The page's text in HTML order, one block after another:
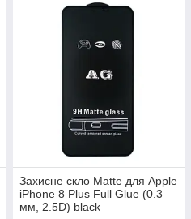
Захисне скло Matte для Apple
iPhone 8 Plus Full Glue (0.3
мм, 2.5D) black